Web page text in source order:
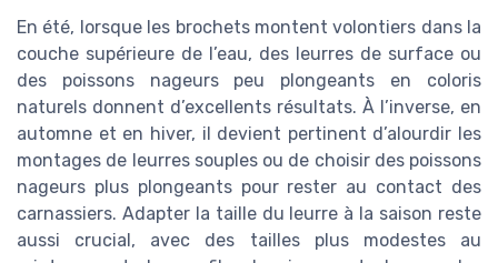
En été, lorsque les brochets montent volontiers dans la
couche supérieure de l’eau, des leurres de surface ou
des poissons nageurs peu plongeants en coloris
naturels donnent d’excellents résultats. À l’inverse, en
automne et en hiver, il devient pertinent d’alourdir les
montages de leurres souples ou de choisir des poissons
nageurs plus plongeants pour rester au contact des
carnassiers. Adapter la taille du leurre à la saison reste
aussi crucial, avec des tailles plus modestes au